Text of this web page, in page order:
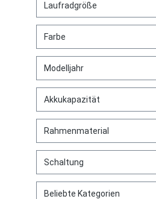
Laufradgröße
Farbe
Modelljahr
Akkukapazität
Rahmenmaterial
Schaltung
Beliebte Kategorien